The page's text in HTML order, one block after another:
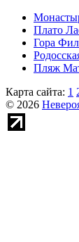
Плато
Гора
Пляж
Карта сайта: 1
© 2026